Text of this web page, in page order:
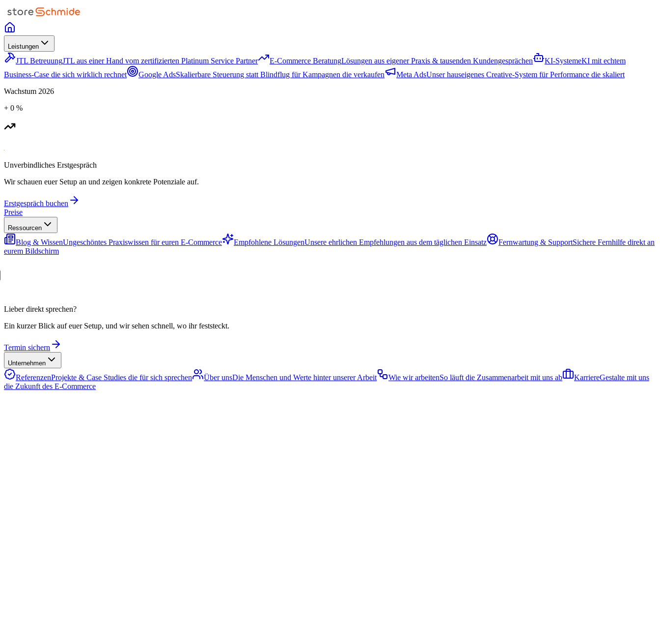
Leistungen
JTL BetreuungJTL aus einer Hand vom zertifizierten Platinum Service Partner E-Commerce BeratungLösungen aus eigener Praxis & tausenden Kundengesprächen KI-SystemeKI mit echtem
Business-Case die sich wirklich rechnet
Google AdsSkalierbare Steuerung statt Blindflug für Kampagnen die verkaufen Meta AdsUnser hauseigenes Creative-System für Performance die skaliert
Wachstum 2026
+ 0 %
Unverbindliches Erstgespräch
Wir schauen euer Setup an und zeigen konkrete Potenziale auf.
Erstgespräch buchen
Preise
Ressourcen
Blog & WissenUngeschöntes Praxiswissen für euren E-Commerce Empfohlene LösungenUnsere ehrlichen Empfehlungen aus dem täglichen Einsatz Fernwartung & SupportSichere Fernhilfe direkt an
eurem Bildschirm
Lieber direkt sprechen?
Ein kurzer Blick auf euer Setup, und wir sehen schnell, wo ihr feststeckt.
Termin sichern
Unternehmen
ReferenzenProjekte & Case Studies die für sich sprechen Über unsDie Menschen und Werte hinter unserer Arbeit Wie wir arbeitenSo läuft die Zusammenarbeit mit uns ab KarriereGestalte mit uns
die Zukunft des E-Commerce